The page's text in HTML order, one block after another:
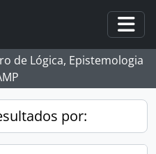
de Lógica, Epistemologia
por: